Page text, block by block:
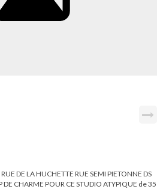
DE LA HUCHETTE RUE SEMI PIETONNE DS
CHARME POUR CE STUDIO ATYPIQUE de 35